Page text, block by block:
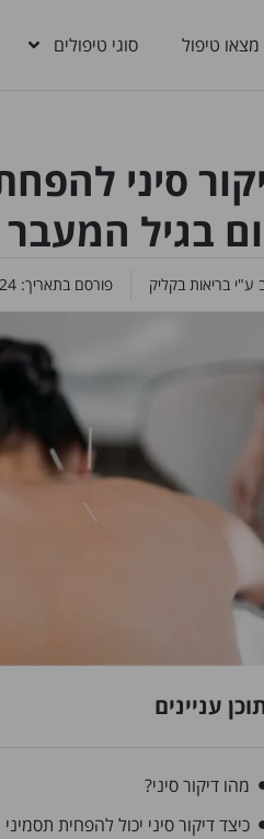
מצאו טיפול סוגי טיפולים
סיני
בגיל המעבר
ע"י בריאות בקליק פורסם בתאריך:
עניינים
מהו דיקור סיני?
כיצד דיקור סיני יכול להפחית